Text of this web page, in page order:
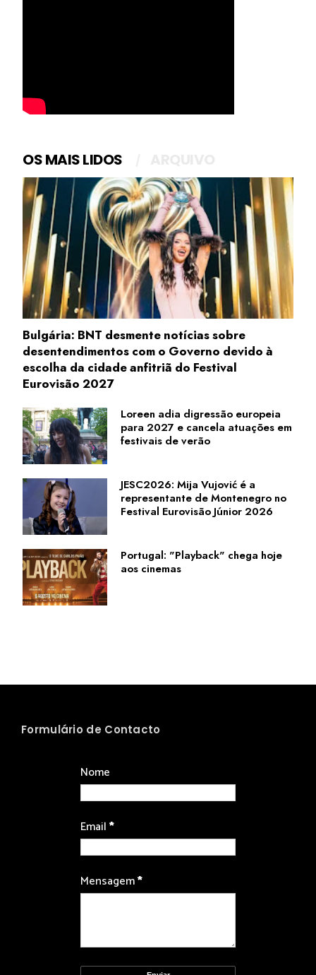
OS MAIS LIDOS
Bulgária: BNT desmente notícias sobre
desentendimentos com o Governo devido à
escolha da cidade anfitriã do Festival
Eurovisão 2027
Loreen adia digressão europeia
para 2027 e cancela atuações em
festivais de verão
JESC2026: Mija Vujović é a
representante de Montenegro no
Festival Eurovisão Júnior 2026
Portugal: "Playback" chega hoje
aos cinemas
Formulário de Contacto
Nome
Email*
Mensagem*